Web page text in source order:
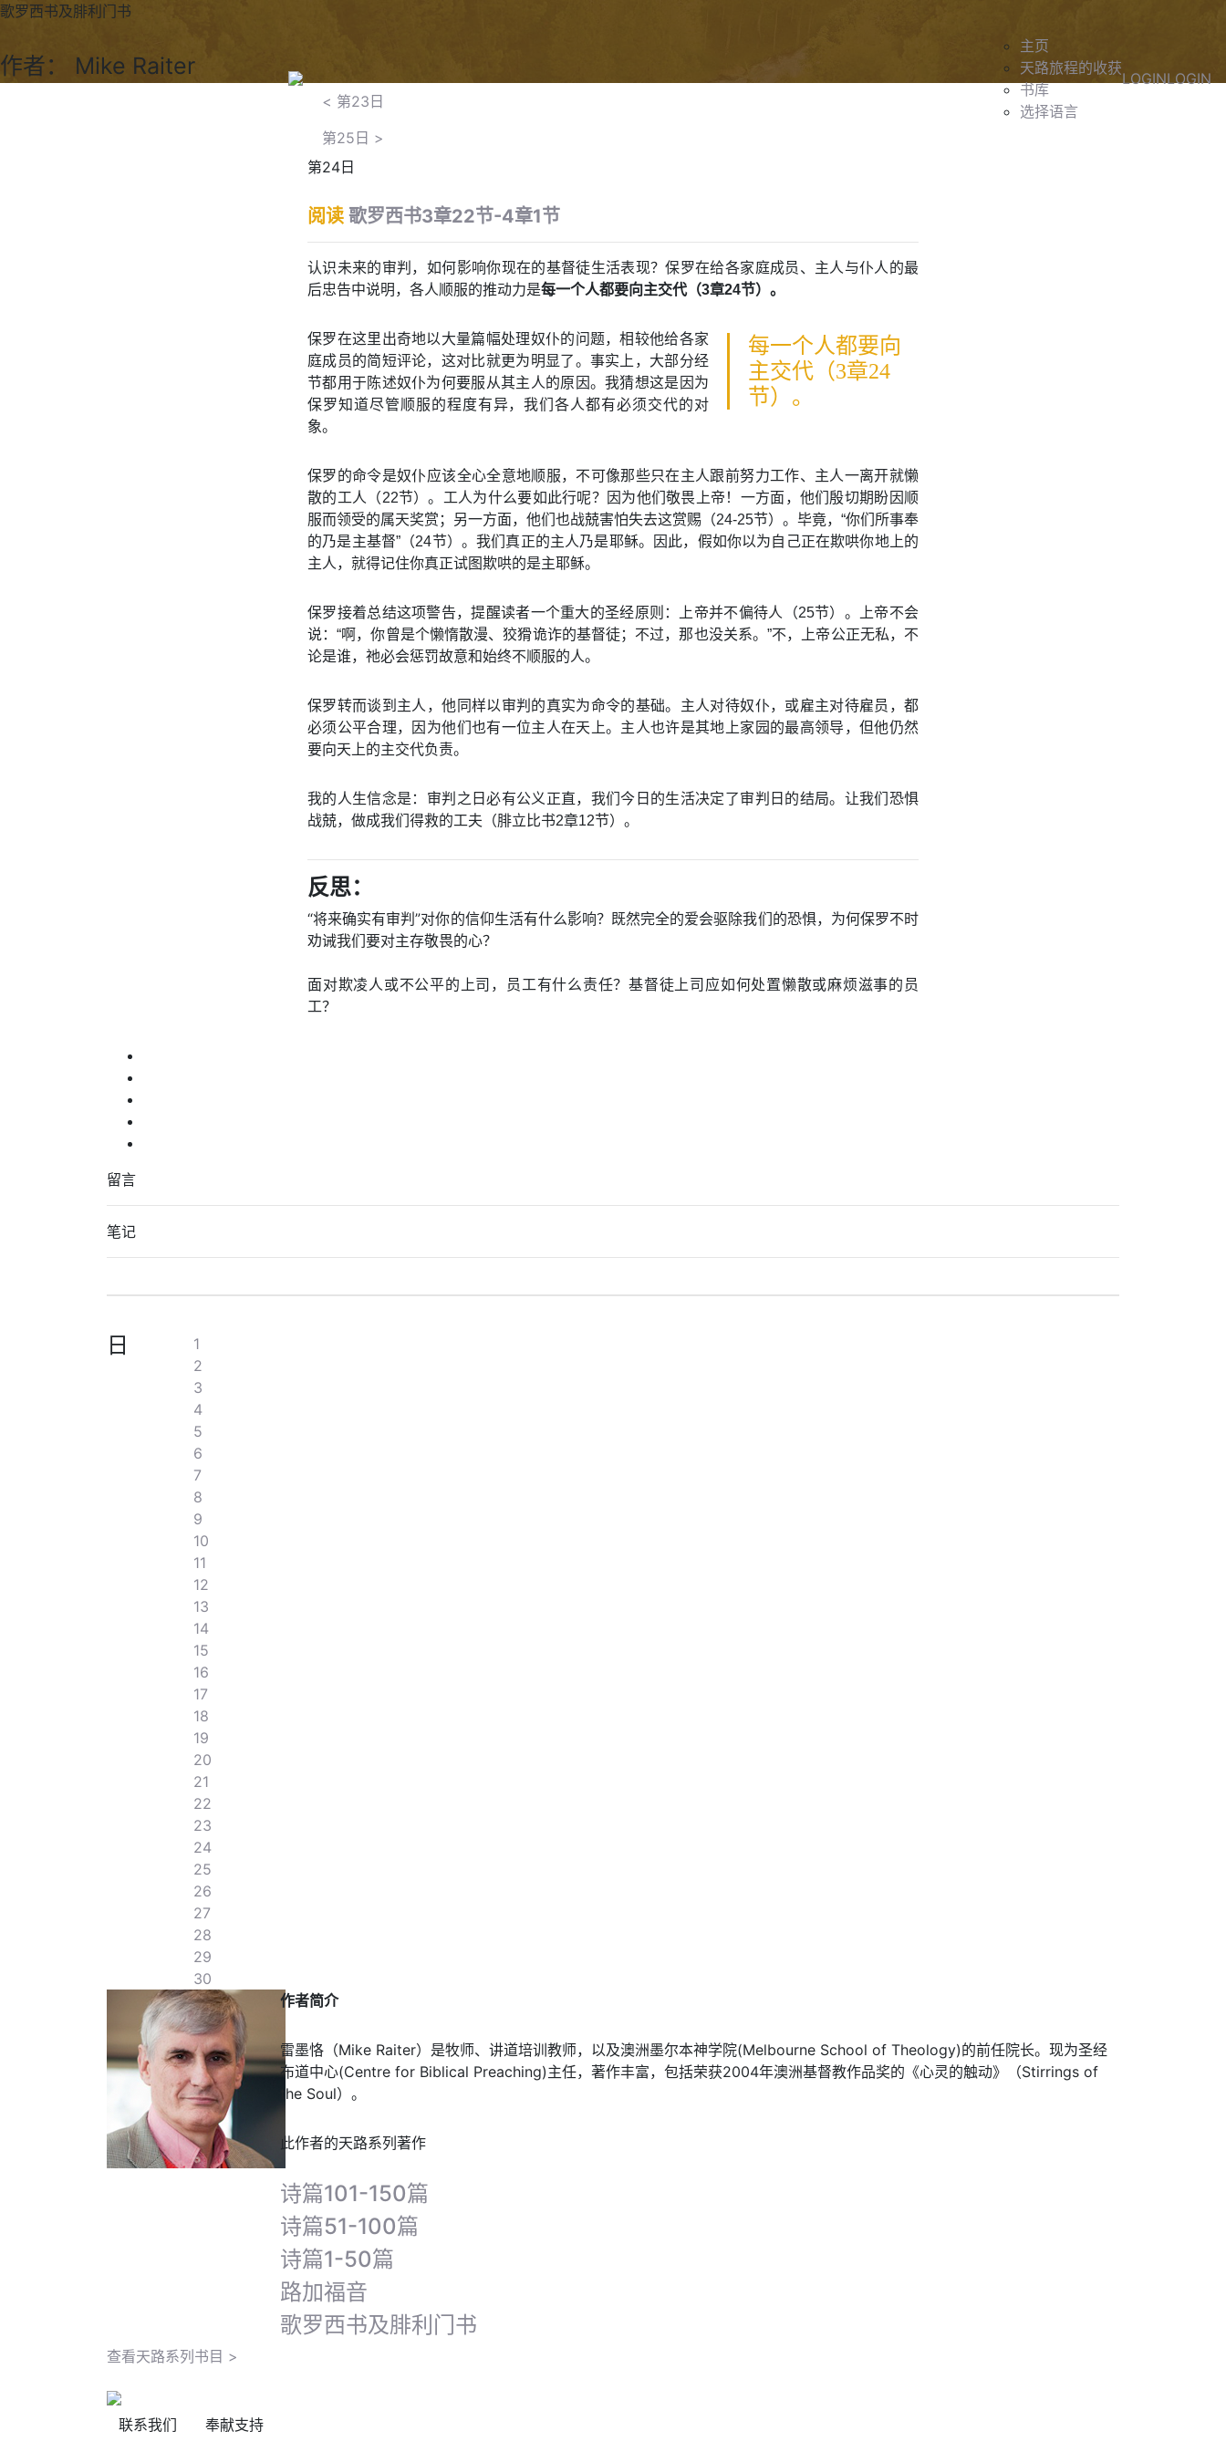
主页
天路旅程的收获
书库
选择语言
LOGINLOGIN
歌罗西书及腓利门书
作者： Mike Raiter
< 第23日
第25日 >
第24日
阅读 歌罗西书3章22节-4章1节
认识未来的审判，如何影响你现在的基督徒生活表现？保罗在给各家庭成员、主人与仆人的最
后忠告中说明，各人顺服的推动力是每一个人都要向主交代（3章24节）。
每一个人都要向
主交代（3章24
节）。
保罗在这里出奇地以大量篇幅处理奴仆的问题，相较他给各家
庭成员的简短评论，这对比就更为明显了。事实上，大部分经
节都用于陈述奴仆为何要服从其主人的原因。我猜想这是因为
保罗知道尽管顺服的程度有异，我们各人都有必须交代的对
象。
保罗的命令是奴仆应该全心全意地顺服，不可像那些只在主人跟前努力工作、主人一离开就懒
散的工人（22节）。工人为什么要如此行呢？因为他们敬畏上帝！一方面，他们殷切期盼因顺
服而领受的属天奖赏；另一方面，他们也战兢害怕失去这赏赐（24-25节）。毕竟，“你们所事奉
的乃是主基督”（24节）。我们真正的主人乃是耶稣。因此，假如你以为自己正在欺哄你地上的
主人，就得记住你真正试图欺哄的是主耶稣。
保罗接着总结这项警告，提醒读者一个重大的圣经原则：上帝并不偏待人（25节）。上帝不会
说：“啊，你曾是个懒惰散漫、狡猾诡诈的基督徒；不过，那也没关系。”不，上帝公正无私，不
论是谁，祂必会惩罚故意和始终不顺服的人。
保罗转而谈到主人，他同样以审判的真实为命令的基础。主人对待奴仆，或雇主对待雇员，都
必须公平合理，因为他们也有一位主人在天上。主人也许是其地上家园的最高领导，但他仍然
要向天上的主交代负责。
我的人生信念是：审判之日必有公义正直，我们今日的生活决定了审判日的结局。让我们恐惧
战兢，做成我们得救的工夫（腓立比书2章12节）。
反思：
“将来确实有审判”对你的信仰生活有什么影响？既然完全的爱会驱除我们的恐惧，为何保罗不时
劝诫我们要对主存敬畏的心？
面对欺凌人或不公平的上司，员工有什么责任？基督徒上司应如何处置懒散或麻烦滋事的员
工？
留言
笔记
日
1
2
3
4
5
6
7
8
9
10
11
12
13
14
15
16
17
18
19
20
21
22
23
24
25
26
27
28
29
30
作者简介
雷墨恪（Mike Raiter）是牧师、讲道培训教师，以及澳洲墨尔本神学院(Melbourne School of Theology)的前任院长。现为圣经
布道中心(Centre for Biblical Preaching)主任，著作丰富，包括荣获2004年澳洲基督教作品奖的《心灵的触动》（Stirrings of
the Soul）。
此作者的天路系列著作
诗篇101-150篇
诗篇51-100篇
诗篇1-50篇
路加福音
歌罗西书及腓利门书
查看天路系列书目 >
联系我们 奉献支持